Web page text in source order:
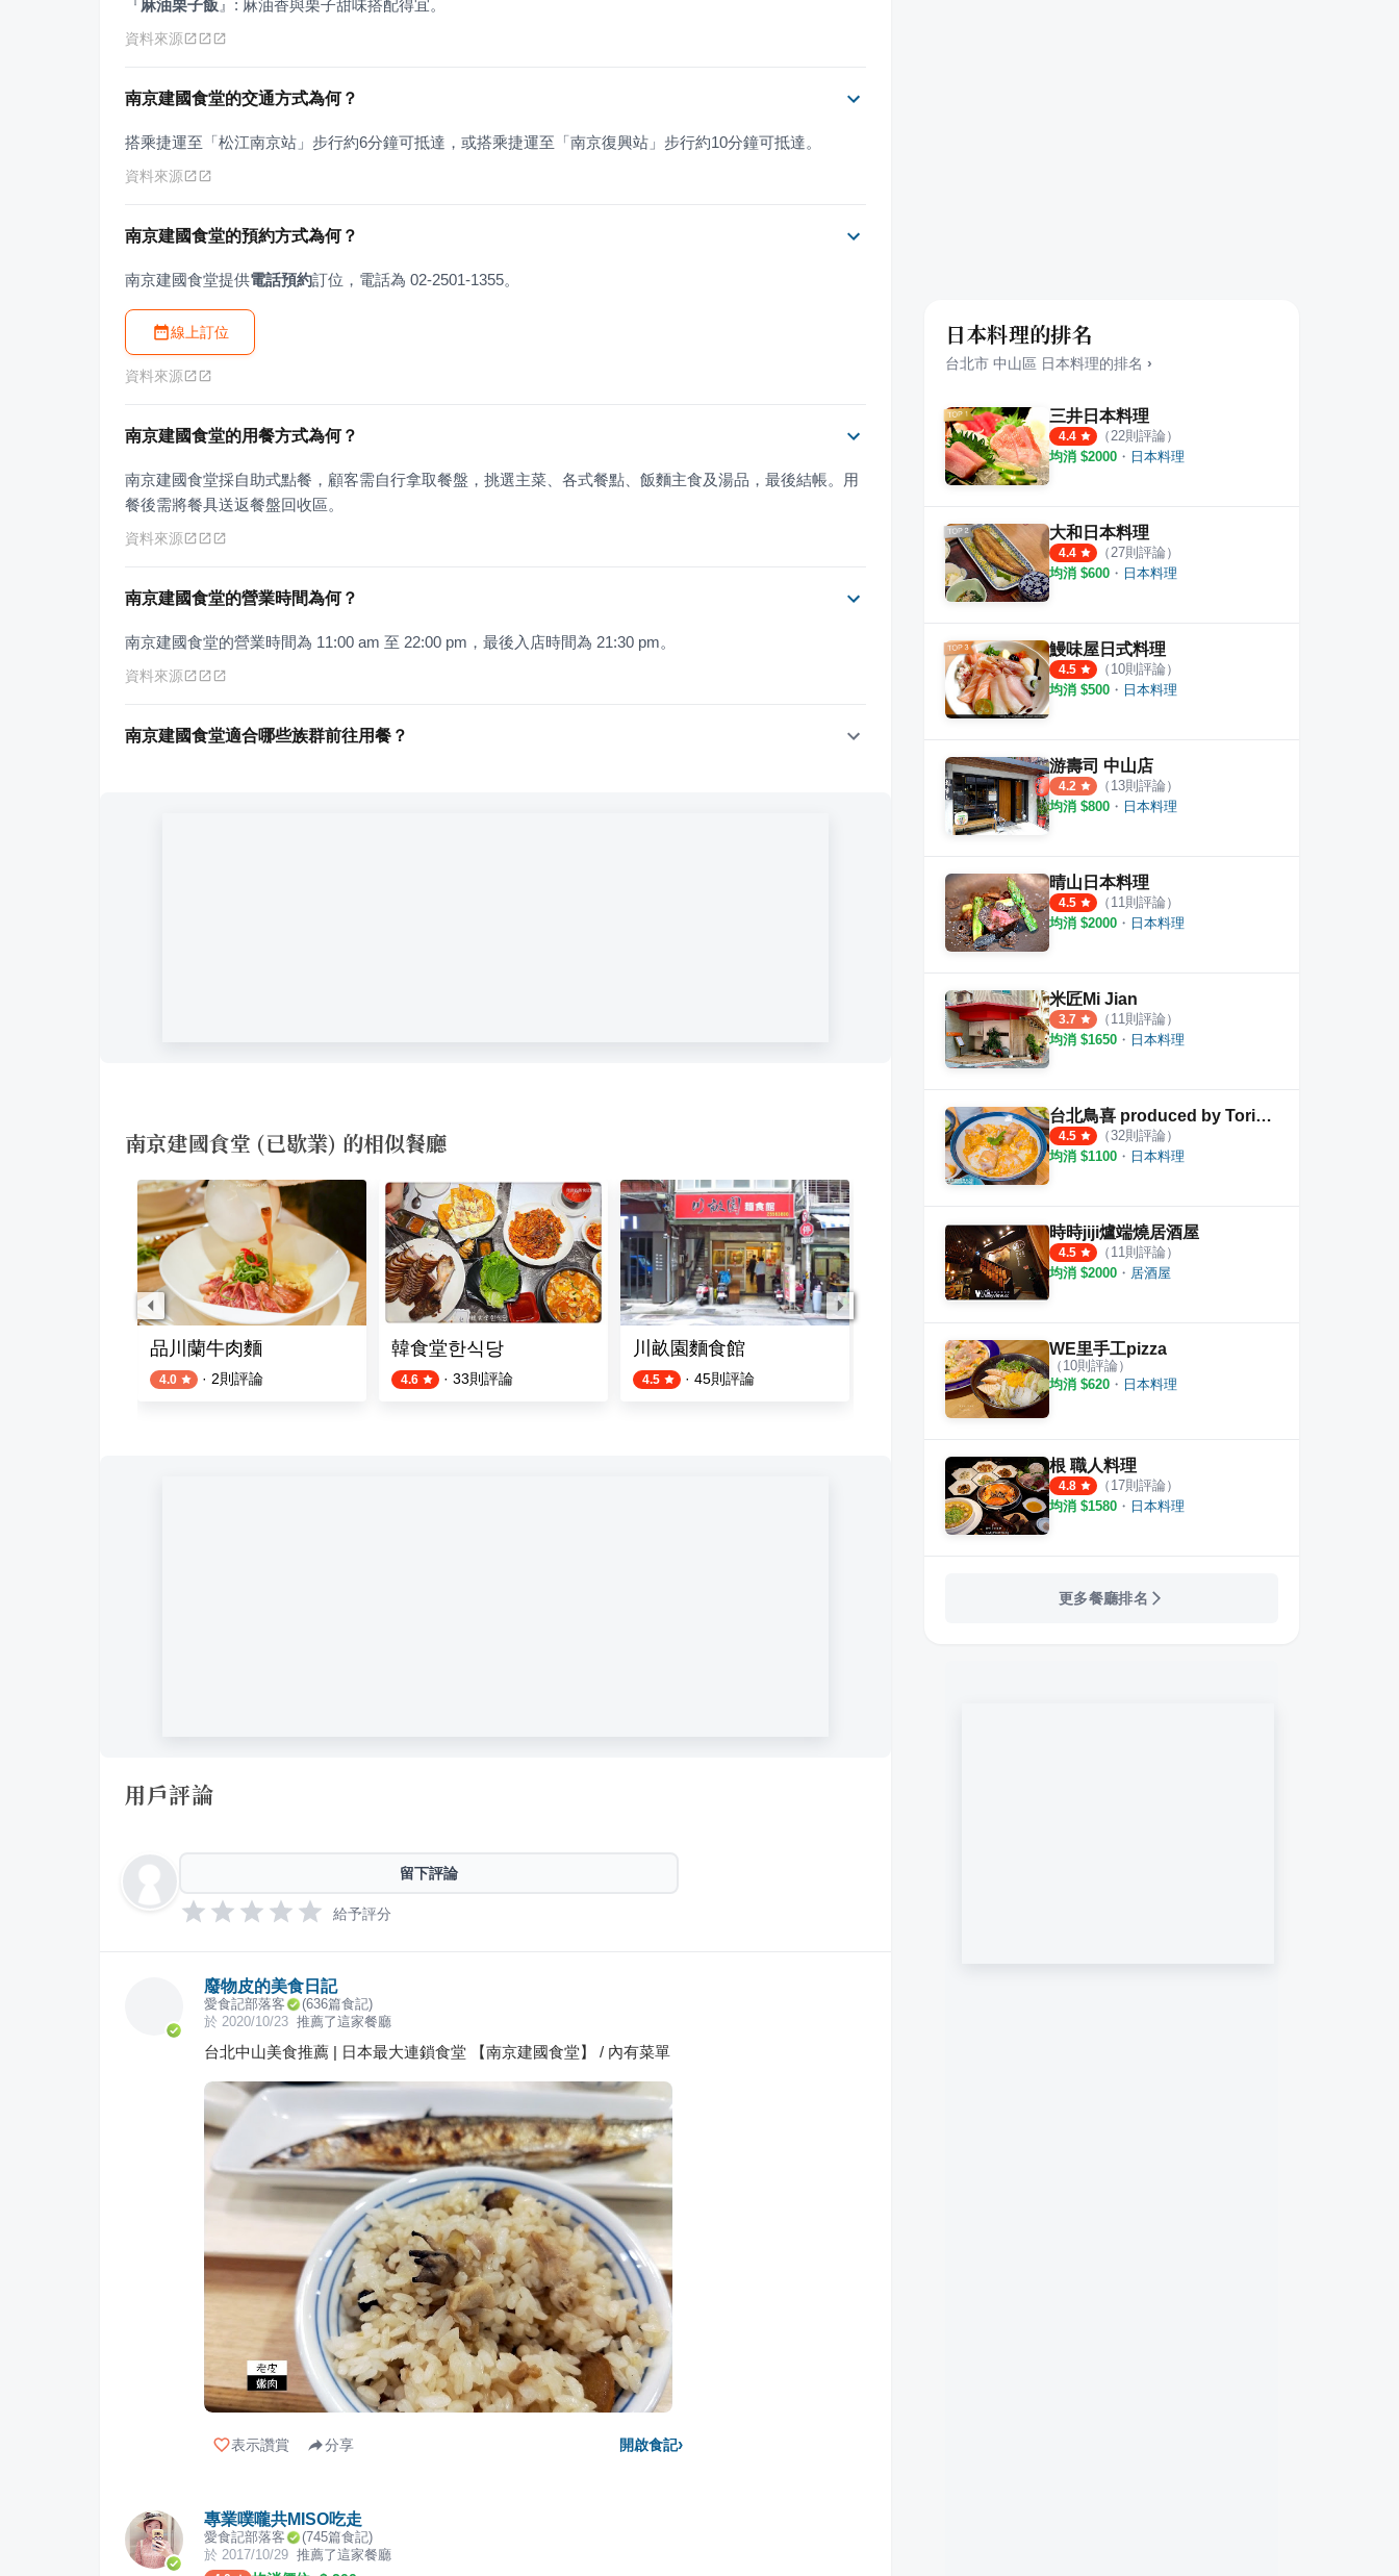
『麻油栗子飯 』 : 麻油香與栗子甜味搭配得宜。
資料來源
南京建國食堂的交通方式為何？
搭乘捷運至「松江南京站」步行約6分鐘可抵達，或搭乘捷運至「南京復興站」步行約10分鐘可抵達。
資料來源
南京建國食堂的預約方式為何？
南京建國食堂提供電話預約訂位，電話為 02-2501-1355。
線上訂位
資料來源
南京建國食堂的用餐方式為何？
南京建國食堂採自助式點餐，顧客需自行拿取餐盤，挑選主菜、各式餐點、飯麵主食及湯品，最後結帳。用
餐後需將餐具送返餐盤回收區。
資料來源
南京建國食堂的營業時間為何？
南京建國食堂的營業時間為 11:00 am 至 22:00 pm，最後入店時間為 21:30 pm。
資料來源
南京建國食堂適合哪些族群前往用餐？
南京建國食堂 (已歇業) 的相似餐廳
品川蘭牛肉麵
4.0 · 2則評論
韓食堂한식당
4.6 · 33則評論
川畝園麵食館
4.5 · 45則評論
建國肉羹&古早味潤餅
18則評論
神牛日式燒肉 建國店
4.2 ·
用戶評論
留下評論
給予評分
廢物皮的美食日記
愛食記部落客 (636篇食記)
於 2020/10/23 推薦了這家餐廳
台北中山美食推薦 | 日本最大連鎖食堂 【南京建國食堂】 / 內有菜單
表示讚賞 分享 開啟食記›
專業噗嚨共MISO吃走
愛食記部落客 (745篇食記)
於 2017/10/29 推薦了這家餐廳
日本料理的排名
台北市 中山區 日本料理的排名 ›
三井日本料理
4.4 （ 22則評論）
均消 $2000 ・ 日本料理
大和日本料理
4.4 （ 27則評論）
均消 $600 ・ 日本料理
鰻味屋日式料理
4.5 （ 10則評論）
均消 $500 ・ 日本料理
游壽司 中山店
4.2 （ 13則評論）
均消 $800 ・ 日本料理
晴山日本料理
4.5 （ 11 則評論）
均消 $2000 ・ 日本料理
米匠Mi Jian
3.7 （ 11 則評論）
均消 $1650 ・ 日本料理
台北鳥喜 produced by Toriki とり喜
4.5 （32則評論）
均消 $1100 ・ 日本料理
時時jiji爐端燒居酒屋
4.5 （ 11 則評論）
均消 $2000 ・ 居酒屋
WE里手工pizza
（ 10則評論）
均消 $620 ・ 日本料理
根 職人料理
4.8 （ 17則評論）
均消 $1580 ・ 日本料理
更多餐廳排名